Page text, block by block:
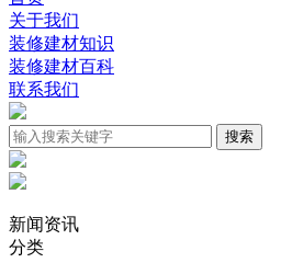
关于我们
装修建材知识
装修建材百科
联系我们
新闻资讯
分类